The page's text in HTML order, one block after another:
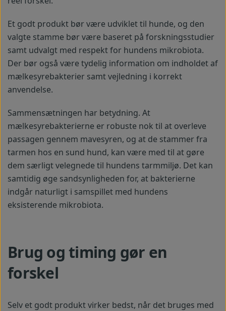
Et godt produkt bør være udviklet til hunde, og den
valgte stamme bør være baseret på forskningsstudier
samt udvalgt med respekt for hundens mikrobiota.
Der bør også være tydelig information om indholdet af
mælkesyrebakterier samt vejledning i korrekt
anvendelse.
Sammensætningen har betydning. At
mælkesyrebakterierne er robuste nok til at overleve
passagen gennem mavesyren, og at de stammer fra
tarmen hos en sund hund, kan være med til at gøre
dem særligt velegnede til hundens tarmmiljø. Det kan
samtidig øge sandsynligheden for, at bakterierne
indgår naturligt i samspillet med hundens
eksisterende mikrobiota.
Brug og timing gør en
forskel
Selv et godt produkt virker bedst, når det bruges med